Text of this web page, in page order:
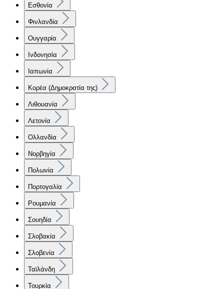
Εσθονία
Φινλανδία
Ουγγαρία
Ινδονησία
Ιαπωνία
Κορέα (Δημοκρατία της)
Λιθουανία
Λετονία
Ολλανδία
Νορβηγία
Πολωνία
Πορτογαλία
Ρουμανία
Σουηδία
Σλοβακία
Σλοβενία
Ταϊλάνδη
Τουρκία